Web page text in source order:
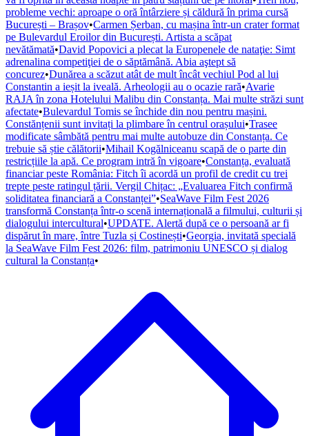
probleme vechi: aproape o oră întârziere și căldură în prima cursă
București – Brașov•Carmen Șerban, cu mașina într-un crater format
pe Bulevardul Eroilor din București. Artista a scăpat
nevătămată•David Popovici a plecat la Europenele de nataţie: Simt
adrenalina competiţiei de o săptămână. Abia aştept să
concurez•Dunărea a scăzut atât de mult încât vechiul Pod al lui
Constantin a ieșit la iveală. Arheologii au o ocazie rară•Avarie
RAJA în zona Hotelului Malibu din Constanța. Mai multe străzi sunt
afectate•Bulevardul Tomis se închide din nou pentru mașini.
Constănțenii sunt invitați la plimbare în centrul orașului•Trasee
modificate sâmbătă pentru mai multe autobuze din Constanța. Ce
trebuie să știe călătorii•Mihail Kogălniceanu scapă de o parte din
restricțiile la apă. Ce program intră în vigoare•Constanța, evaluată
financiar peste România: Fitch îi acordă un profil de credit cu trei
trepte peste ratingul țării. Vergil Chițac: „Evaluarea Fitch confirmă
soliditatea financiară a Constanței”•SeaWave Film Fest 2026
transformă Constanța într-o scenă internațională a filmului, culturii și
dialogului intercultural•UPDATE. Alertă după ce o persoană ar fi
dispărut în mare, între Tuzla și Costinești•Georgia, invitată specială
la SeaWave Film Fest 2026: film, patrimoniu UNESCO și dialog
cultural la Constanța•